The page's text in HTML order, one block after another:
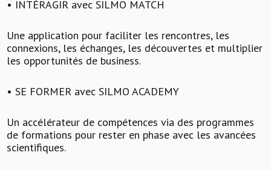
• INTÉRAGIR avec SILMO MATCH
Une application pour faciliter les rencontres, les
connexions, les échanges, les découvertes et multiplier
les opportunités de business.
• SE FORMER avec SILMO ACADEMY
Un accélérateur de compétences via des programmes
de formations pour rester en phase avec les avancées
scientifiques.